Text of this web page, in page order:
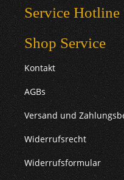
Service Hotline
Shop Service
Kontakt
AGBs
Versand und
Widerrufsrecht
Widerrufsformular